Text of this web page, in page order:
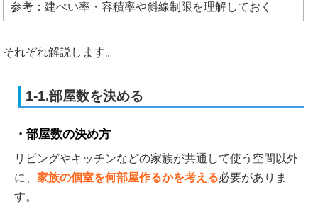
参考：建ぺい率・容積率や斜線制限を理解しておく
それぞれ解説します。
1-1.部屋数を決める
部屋数の決め方
リビングやキッチンなどの家族が共通して使う空間以外
に、 家族の個室を何部屋作るかを考える必要がありま
す。